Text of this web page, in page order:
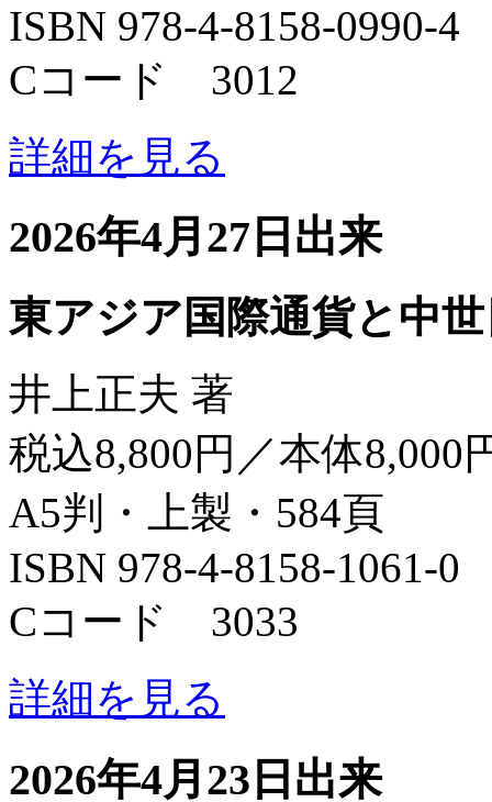
ISBN 978-4-8158-0990-4
Cコード 3012
詳細を見る
2026年4月27日出来
東アジア国際通貨と中
井上正夫 著
税込8,800円／本体8,000
A5判・上製・584頁
ISBN 978-4-8158-1061-0
Cコード 3033
詳細を見る
2026年4月23日出来